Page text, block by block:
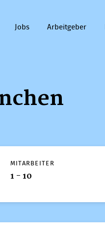
Jobs Arbeitgeber
MITARBEITER
1 - 10